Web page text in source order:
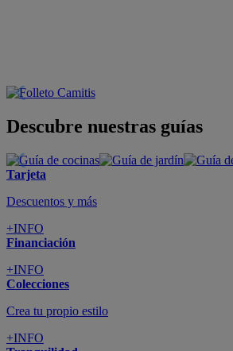
Descubre nuestras guías
Tarjeta
Descuentos y más
+INFO
Financiación
+INFO
Colecciones
Crea tu propio estilo
+INFO